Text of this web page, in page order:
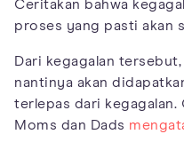
Ceritakan bahwa
proses yang pasti akan
Dari kegagalan
nantinya akan
terlepas dari kegagalan.
Moms dan Dads